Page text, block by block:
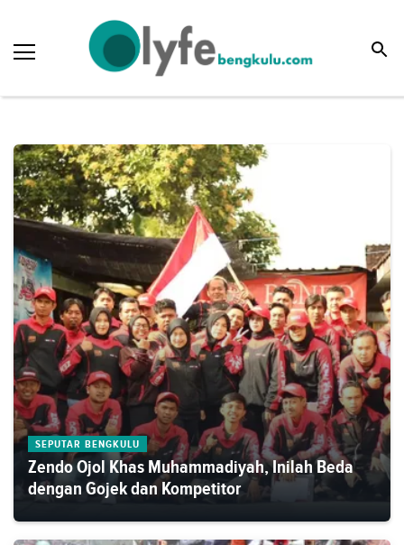
SEPUTAR BENGKULU
Zendo Ojol Khas Muhammadiyah, Inilah Beda
dengan Gojek dan Kompetitor